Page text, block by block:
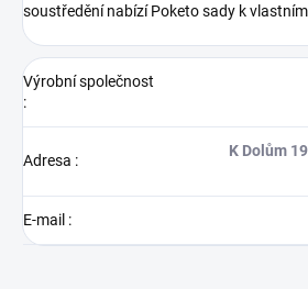
soustředění nabízí Poketo sady k
Výrobní společnost
:
Adresa :
K Dolům
E-mail :